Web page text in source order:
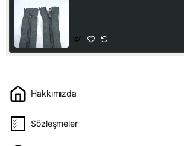
Hakkımızda
Sözleşmeler